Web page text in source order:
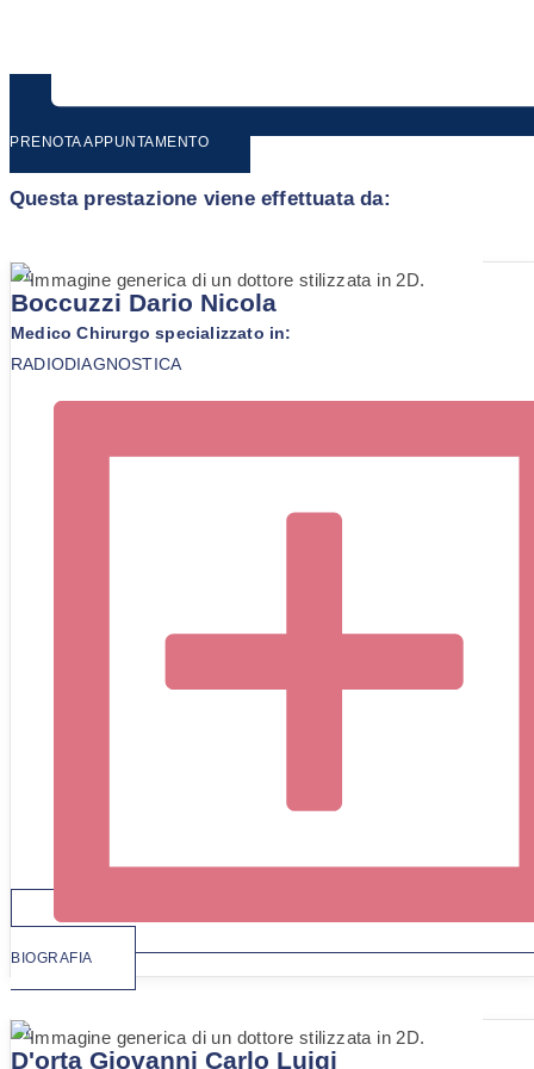
PRENOTA APPUNTAMENTO
Questa prestazione viene effettuata da:
Dr.
Boccuzzi Dario Nicola
Medico Chirurgo specializzato in:
RADIODIAGNOSTICA
BIOGRAFIA
Dr.
D'orta Giovanni Carlo Luigi